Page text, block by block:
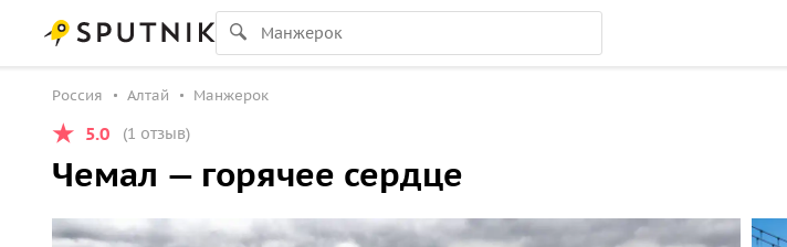
Россия Алтай Манжерок
5.0 (1 отзыв)
Чемал — горячее сердце